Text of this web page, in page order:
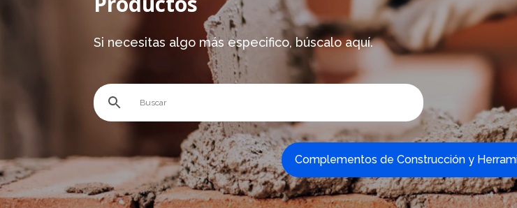
Si necesitas algo más especifico, búscalo aquí.
Complementos de Construcción y